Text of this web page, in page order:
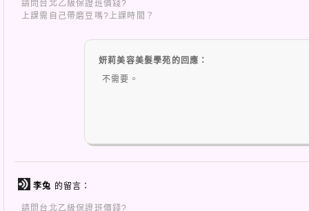
請問台北乙級保證班價錢?
上課需自己帶磨豆嗎?上課時間？
妍莉美容美髮學苑的回應：
不需要。
李兔 的留言：
請問台北乙級保證班價錢?